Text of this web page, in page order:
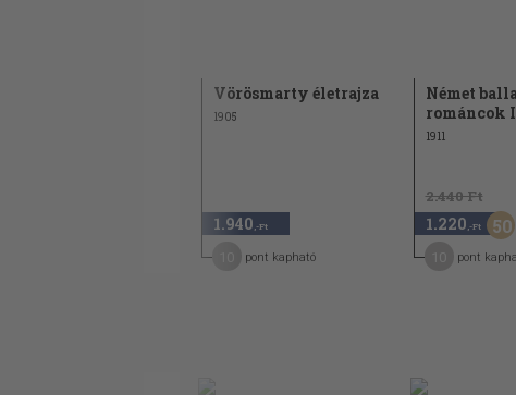
Vörösmarty életrajza
1905
1.940 ,-Ft
pont kapható
Német
románcok
1911
2.440 Ft
1.220 ,-Ft 50
pont